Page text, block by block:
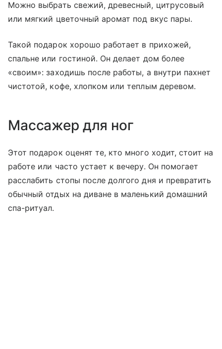
Можно выбрать свежий, древесный, цитрусовый
или мягкий цветочный аромат под вкус пары.
Такой подарок хорошо работает в прихожей,
спальне или гостиной. Он делает дом более
«своим»: заходишь после работы, а внутри пахнет
чистотой, кофе, хлопком или теплым деревом.
Массажер для ног
Этот подарок оценят те, кто много ходит, стоит на
работе или часто устает к вечеру. Он помогает
расслабить стопы после долгого дня и превратить
обычный отдых на диване в маленький домашний
спа-ритуал.